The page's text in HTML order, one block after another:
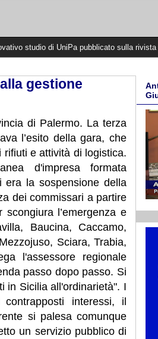
UniPa pubblicato sulla rivista Stroke
gestione
di Palermo. La terza
l’esito della gara, che
rifiuti e attività di logistica.
d'impresa formata
era la sospensione della
dei commissari a partire
l’emergenza e
Baucina, Caccamo,
Sciara, Trabia,
l'assessore regionale
passo dopo passo. Si
in Sicilia all'ordinarietà". I
interessi, il
si palesa comunque
un servizio pubblico di